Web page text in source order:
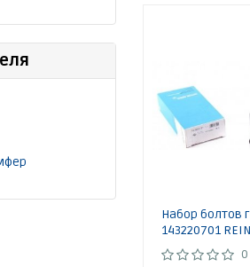
Набор болтов
143220701